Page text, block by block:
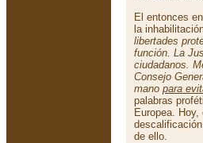
El entonces
la
libertades
función. La
ciudadanos.
Consejo
mano para
palabras
Europea.
de ello.